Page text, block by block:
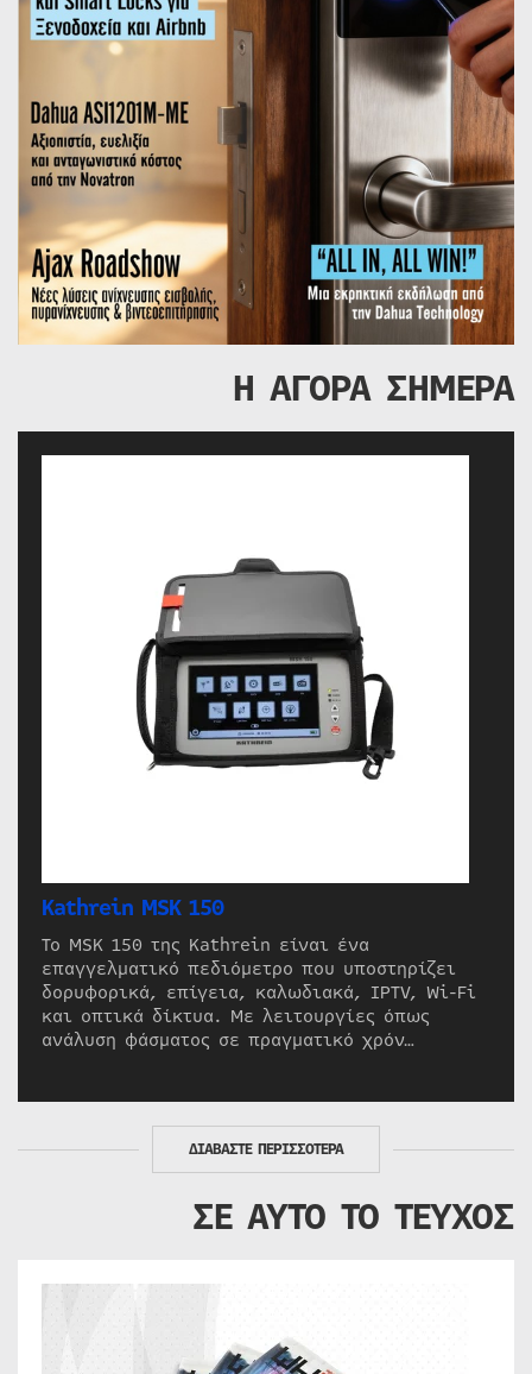
Η ΑΓΟΡΑ ΣΗΜΕΡΑ
Kathrein MSK 150
Το MSK 150 της Kathrein είναι ένα
επαγγελματικό πεδιόμετρο που υποστηρίζει
δορυφορικά, επίγεια, καλωδιακά, IPTV, Wi-Fi
και οπτικά δίκτυα. Με λειτουργίες όπως
ανάλυση φάσματος σε πραγματικό χρόν…
ΔΙΑΒΑΣΤΕ ΠΕΡΙΣΣΟΤΕΡΑ
ΣΕ ΑΥΤΟ ΤΟ ΤΕΥΧΟΣ